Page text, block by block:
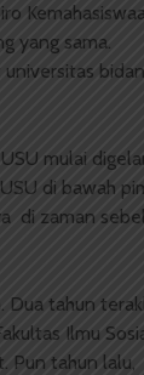
yang sama.
universitas
mulai
di bawah
di zaman
Dua tahun
Ilmu
Pun tahun lalu,